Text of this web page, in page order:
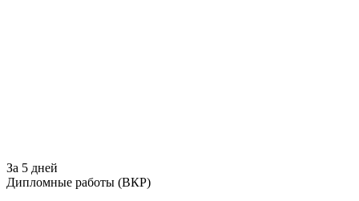
За 5 дней
Дипломные работы (ВКР)